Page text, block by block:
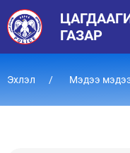
ГАЗАР
Эхлэл Мэдээ